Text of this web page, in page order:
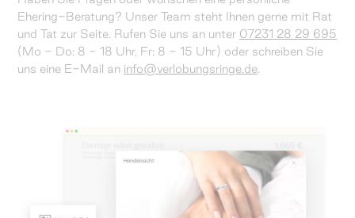
Ehering-Beratung? Unser Team steht Ihnen gerne mit Rat
und Tat zur Seite. Rufen Sie uns an unter 07231 28 29 695
(Mo - Do: 8 - 18 Uhr, Fr: 8 - 15 Uhr) oder schreiben Sie
uns eine E-Mail an info@verlobungsringe.de.